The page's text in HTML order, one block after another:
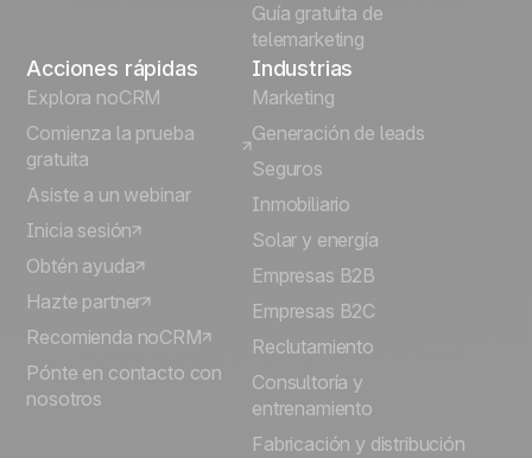
Guía gratuita de
telemarketing
Acciones rápidas
Explora noCRM
Comienza la prueba
gratuita
Asiste a un webinar
Inicia sesión
Obtén ayuda
Hazte partner
Recomienda noCRM
Pónte en contacto con
nosotros
Industrias
Marketing
Generación de leads
Seguros
Inmobiliario
Solar y energía
Empresas B2B
Empresas B2C
Reclutamiento
Consultoría y
entrenamiento
Fabricación y distribución